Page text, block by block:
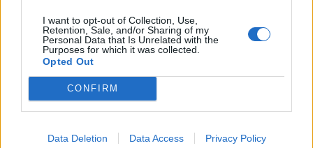
I want to opt-out of Collection, Use,
Retention, Sale, and/or Sharing of my
Personal Data that Is Unrelated with the
Purposes for which it was collected.
Opted Out
CONFIRM
Data Deletion Data Access Privacy Policy
Nos partenaires
Piquée par une tique en
vacances elle lutte 42
jours dans le coma
Nos partenaires
Un Nouveau traitement
contre le cancer du
des patients
Nos partenaires
Acouphènes : découvrez
LAISSER UN COMMENTAIRE